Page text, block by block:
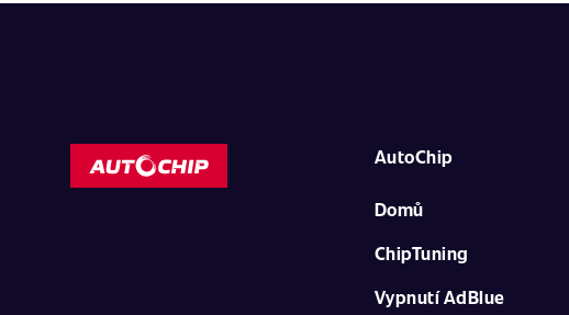
AutoChip
Domů
ChipTuning
Vypnutí AdBlue